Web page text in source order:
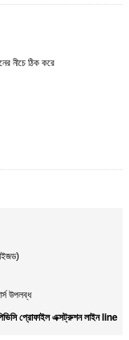
নীচে ঠিক করে
উপলব্ধ
প্রোফাইল এক্সট্রুশন লাইন line